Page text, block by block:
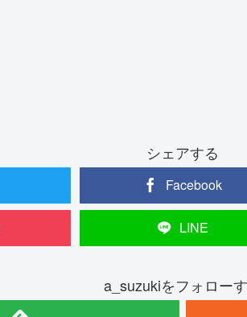
シェアする
Facebook
LINE
a_suzukiをフォロー